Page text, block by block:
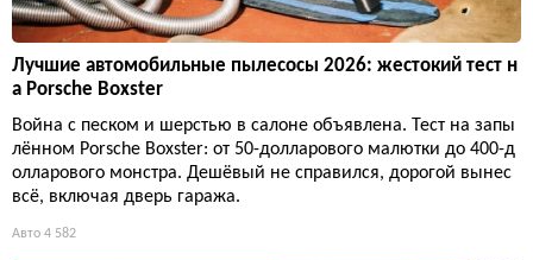
Лучшие автомобильные пылесосы 2026: жестокий тест н
а Porsche Boxster
Война с песком и шерстью в салоне объявлена. Тест на запы
лённом Porsche Boxster: от 50-долларового малютки до 400-д
олларового монстра. Дешёвый не справился, дорогой вынес
всё, включая дверь гаража.
Авто 4 582